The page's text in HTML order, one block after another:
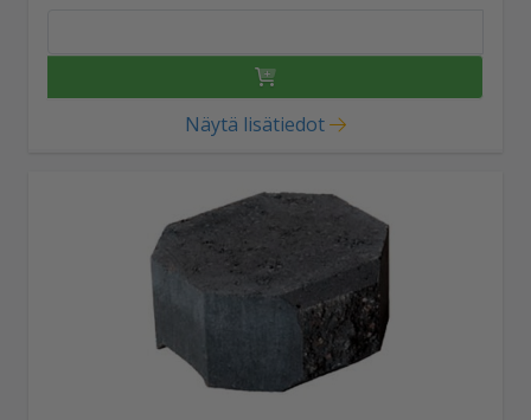
Näytä lisätiedot